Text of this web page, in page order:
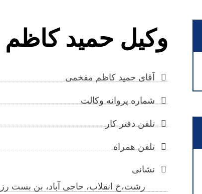
وکیل حمید
آقای حمید کاظم مفخمی
شماره پروانه وکالت
تلفن دفتر کار
تلفن همراه
نشانی